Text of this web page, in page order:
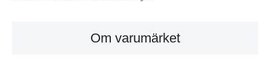
Om varumärket